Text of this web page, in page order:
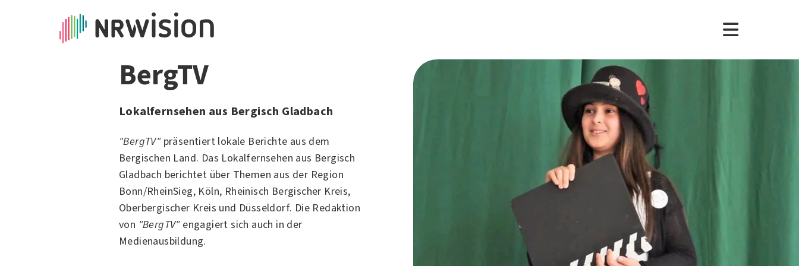
BergTV
Lokalfernsehen aus Bergisch Gladbach
"BergTV"präsentiert lokale Berichte aus dem
Bergischen Land. Das Lokalfernsehen aus Bergisch
Gladbach berichtet über Themen aus der Region
Bonn/RheinSieg, Köln, Rheinisch Bergischer Kreis,
Oberbergischer Kreis und Düsseldorf. Die Redaktion
von "BergTV"engagiert sich auch in der
Medienausbildung.